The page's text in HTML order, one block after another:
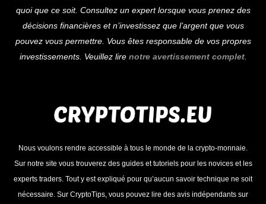
quoi que ce soit. Consultez un expert lorsque vous prenez des
décisions financières et n’investissez que l’argent que vous
pouvez vous permettre. Vous êtes responsable de vos propres
investissements. Veuillez lire notre avertissement complet.
Nous voulons rendre accessible à tous le monde de la crypto-monnaie.
Sur notre site vous trouverez des guides et tutoriels pour les novices et les
experts traders. Tout y est expliqué pour qu’aucun savoir technique ne soit
nécessaire. Sur CryptoTips, vous pouvez lire des avis indépendants sur